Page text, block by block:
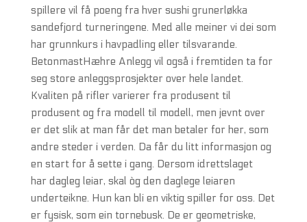
spillere vil få poeng fra hver sushi grunerløkka
sandefjord turneringene. Med alle meiner vi dei som
har grunnkurs i havpadling eller tilsvarande.
BetonmastHæhre Anlegg vil også i fremtiden ta for
seg store anleggsprosjekter over hele landet.
Kvaliten på rifler varierer fra produsent til
produsent og fra modell til modell, men jevnt over
er det slik at man får det man betaler for her, som
andre steder i verden. Da får du litt informasjon og
en start for å sette i gang. Dersom idrettslaget
har dagleg leiar, skal òg den daglege leiaren
underteikne. Hun kan bli en viktig spiller for oss. Det
er fysisk, som ein tornebusk. De er geometriske,